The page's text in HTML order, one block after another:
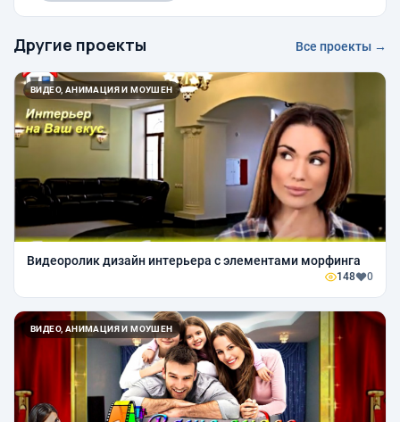
Другие проекты Все проекты →
ВИДЕО, АНИМАЦИЯ И МОУШЕН
Видеоролик дизайн интерьера с элементами морфинга
148 0
ВИДЕО, АНИМАЦИЯ И МОУШЕН